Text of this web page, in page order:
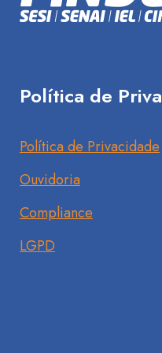
Política de
Política de Privacidade
Ouvidoria
Compliance
LGPD